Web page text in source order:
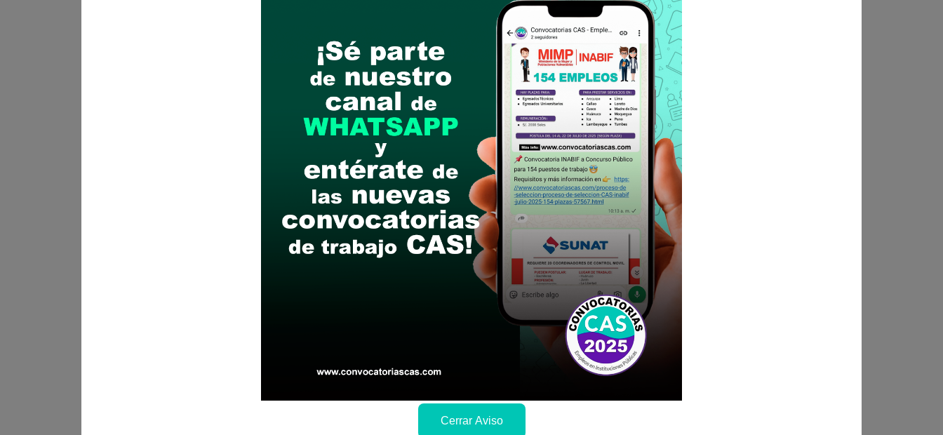
Hasta el 16 de enero del 2025
Presentación de la hoja de vida documentada en físico en la Unidad de gestión educativa
Recomendaciones para postular
Descarga y revisa a detalle las bases del concurso público
Antes de postular, verifica si cumples con los requisitos para el puesto
Prepara tu documentación y presentalo en la fechas y por los medios que indica las bases
Revisar el cronograma para conocer cuando se publicará los resultados
Cerrar Aviso